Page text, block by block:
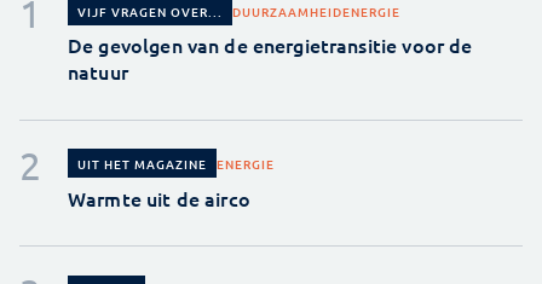
VIJF VRAGEN OVER... DUURZAAMHEIDENERGIE
De gevolgen van de energietransitie voor de
natuur
UIT HET MAGAZINE ENERGIE
Warmte uit de airco